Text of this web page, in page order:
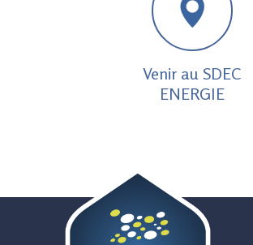
Venir au SDEC
ENERGIE